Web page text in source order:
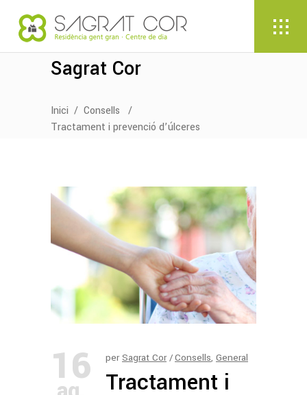
Sagrat Cor
Inici / Consells
/
Tractament i prevenció d’úlceres
16 perSagrat Cor Consells, General
Tractament i